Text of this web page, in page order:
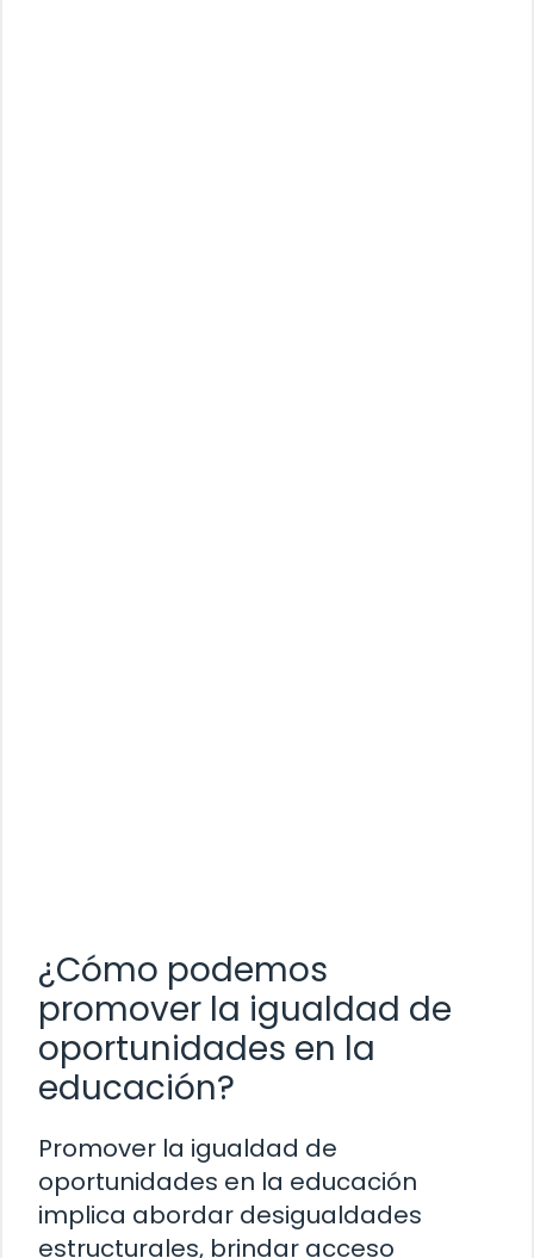
¿Cómo podemos
promover la igualdad de
oportunidades en la
educación?
Promover la igualdad de
oportunidades en la educación
implica abordar desigualdades
estructurales, brindar acceso